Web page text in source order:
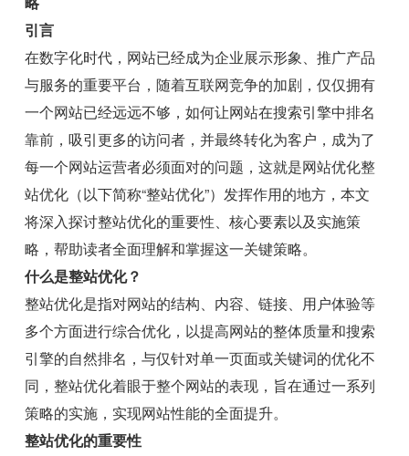
引言
在数字化时代，网站已经成为企业展示形象、推广产品
与服务的重要平台，随着互联网竞争的加剧，仅仅拥有
一个网站已经远远不够，如何让网站在搜索引擎中排名
靠前，吸引更多的访问者，并最终转化为客户，成为了
每一个网站运营者必须面对的问题，这就是网站优化整
站优化（以下简称“整站优化”）发挥作用的地方，本文
将深入探讨整站优化的重要性、核心要素以及实施策
略，帮助读者全面理解和掌握这一关键策略。
什么是整站优化？
整站优化是指对网站的结构、内容、链接、用户体验等
多个方面进行综合优化，以提高网站的整体质量和搜索
引擎的自然排名，与仅针对单一页面或关键词的优化不
同，整站优化着眼于整个网站的表现，旨在通过一系列
策略的实施，实现网站性能的全面提升。
整站优化的重要性